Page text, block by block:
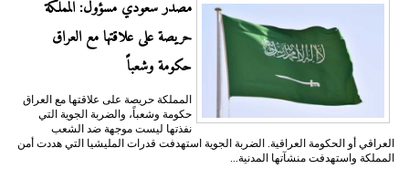
مصدر سعودي مسؤول: المملكة
حريصة على علاقتها مع العراق
حكومة وشعباً
المملكة حريصة على علاقتها مع العراق
حكومة وشعباً، والضربة الجوية التي
نفذتها ليست موجهة ضد الشعب
العراقي أو الحكومة العراقية. الضربة الجوية استهدفت قدرات المليشيا التي هددت أمن
المملكة واستهدفت منشآتها المدنية...